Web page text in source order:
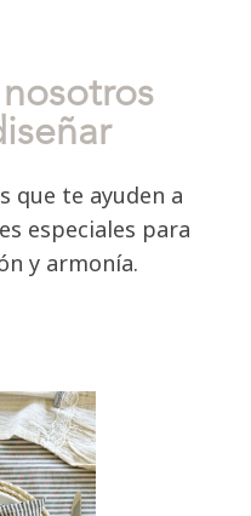
que te ayuden a
especiales para
y armonía.